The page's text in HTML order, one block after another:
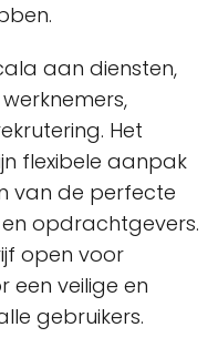
aan diensten,
Het
flexibele aanpak
van de perfecte
opdrachtgevers.
open voor
een veilige en
gebruikers.